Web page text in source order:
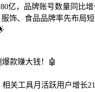
亿，品牌账号数量同比
饰、食品品牌率先布局
款赚大钱！🤖
关工具月活跃用户增长